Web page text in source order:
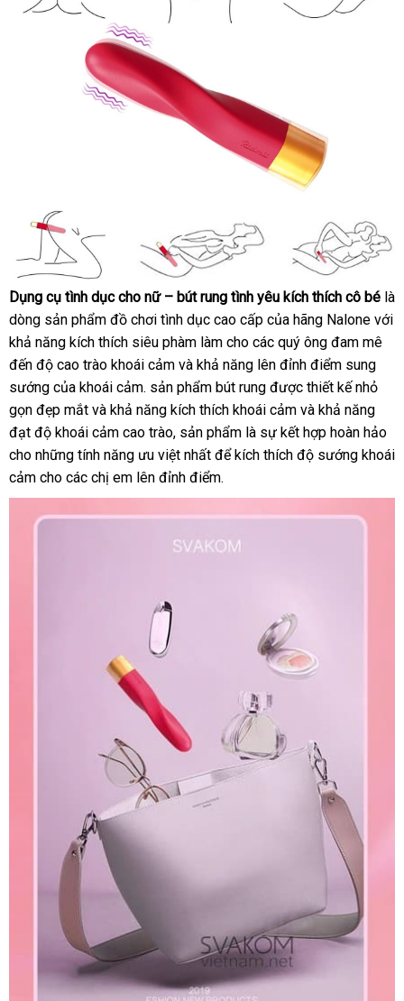
Thanh
Rung
MatXa
Mềm
Dẻo
Svakom
Finn
SHP825
05
Dụng cụ tình dục cho nữ – bút rung tình yêu kích thích cô bé là
dòng sản phẩm đồ chơi tình dục cao cấp đấu
giá
của hãng Nalone rẻ
nhất
với
khả năng kích thích siêu phàm làm cho so
sánh
các quý ông đam mê
đến độ cao trào khoái cảm voucher
và khả năng lên đỉnh điểm sung
sướng sản
xuất
của khoái cảmnhận
hàng
. sản phẩm bút rung thế
giới
được thiết kế nhỏ
gọn đẹp mắt chợ
và khả năng kích thích khoái cảm miễn
phí
và khả năng
đạt độ khoái cảm cao tràomua
sắm
, sản phẩm là sự kết hợp hoàn hảo
cho khách
hàng
những tính năng ưu việt nhất tiki
để kích thích độ sướng khoái
cảm cho nhận
hàng
các chị em lên đỉnh điểm.